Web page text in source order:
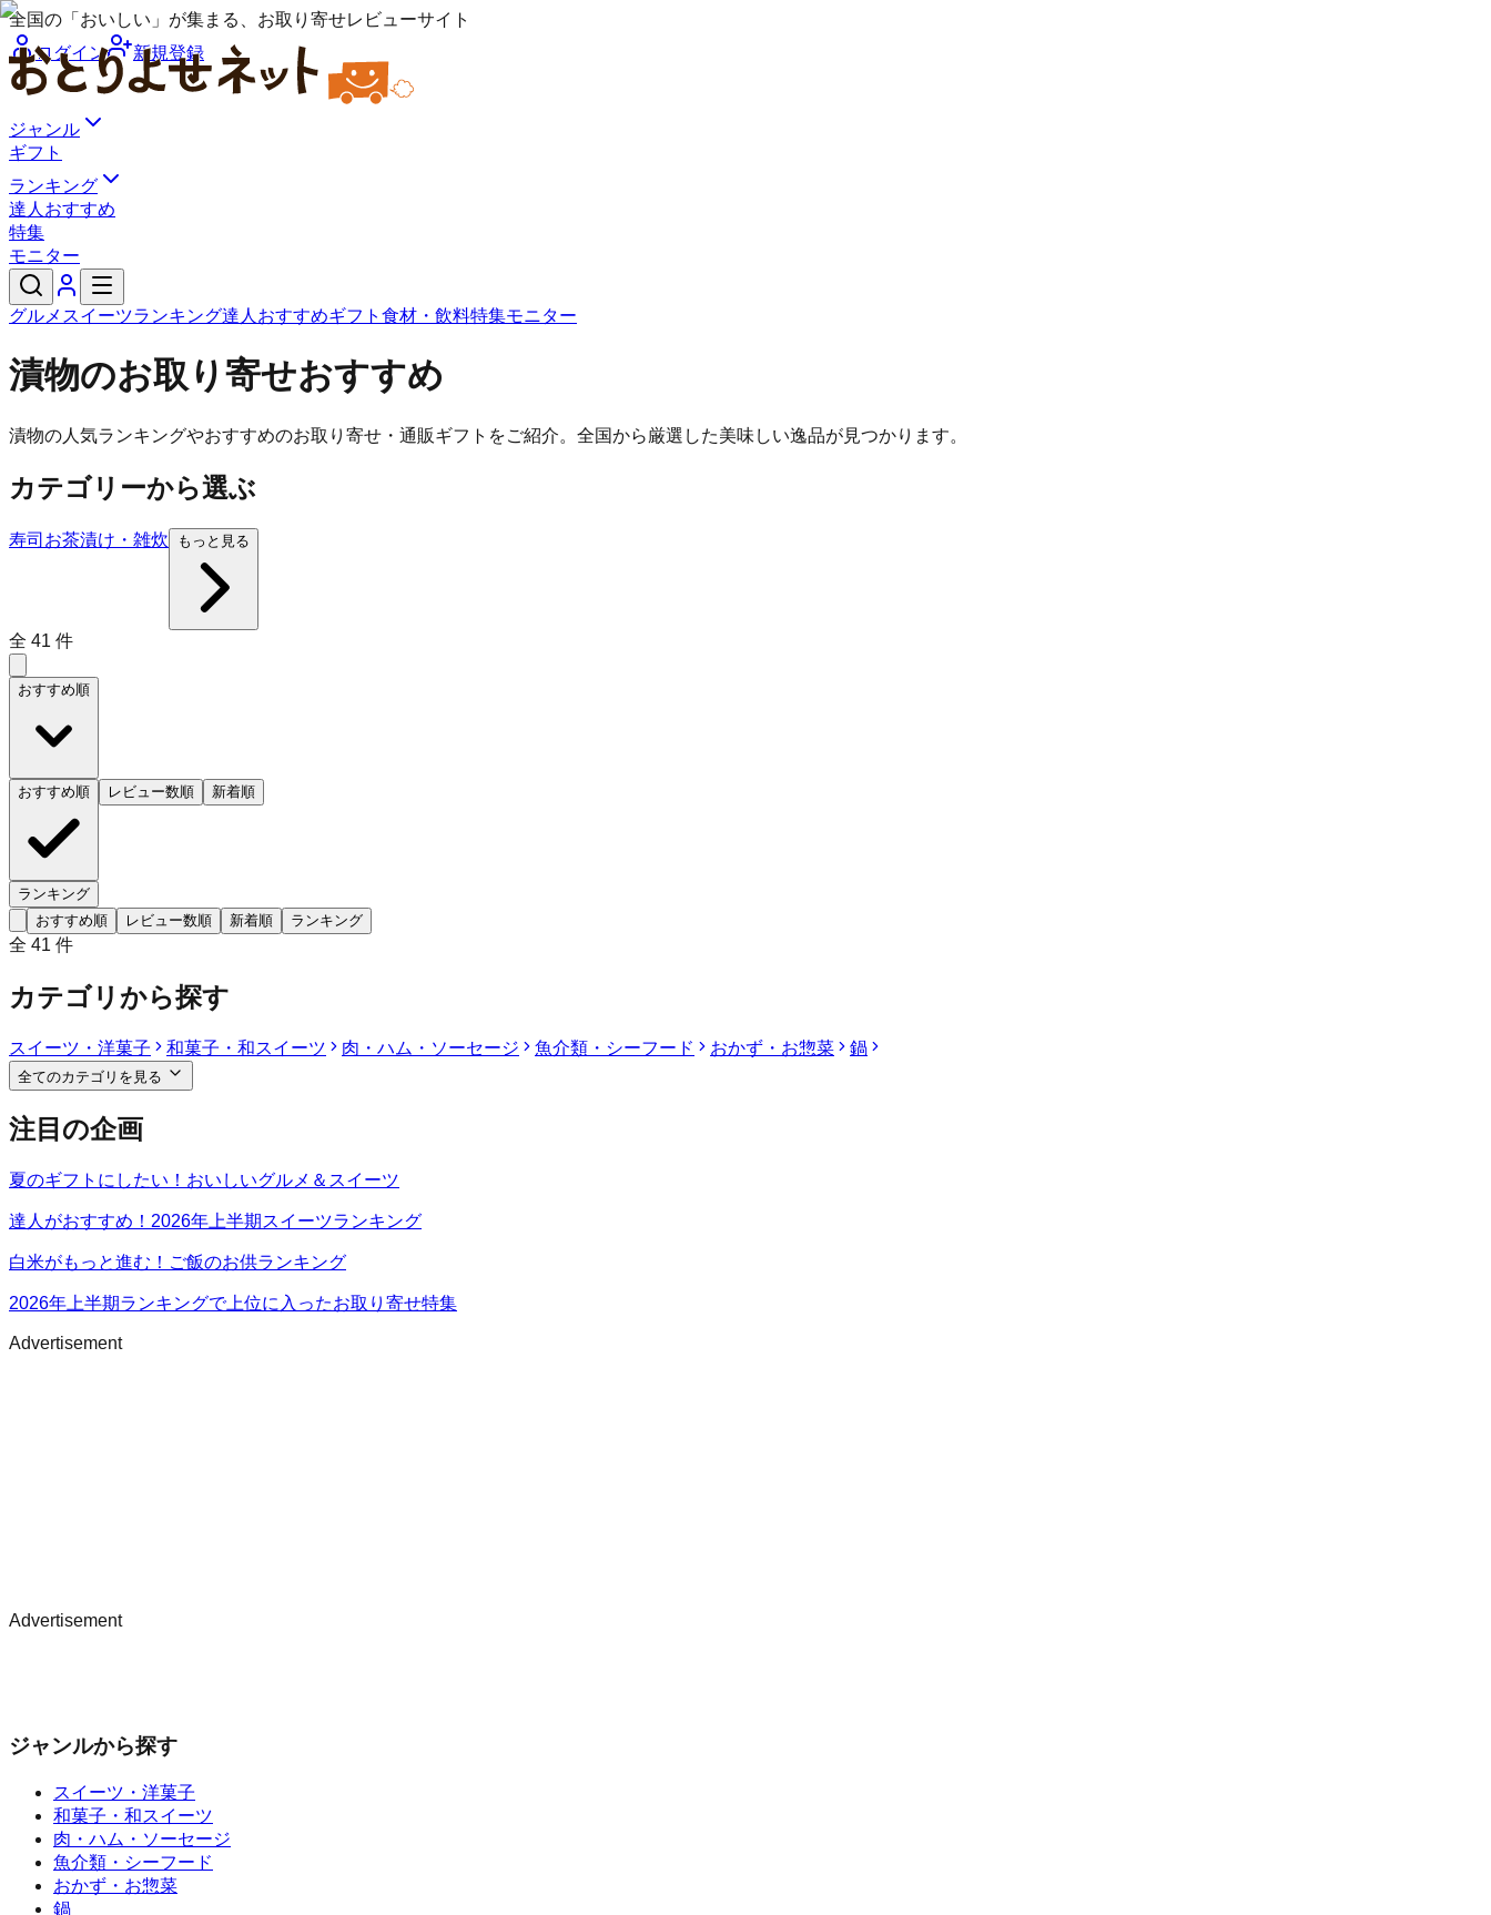
全国の「おいしい」が集まる、お取り寄せレビューサイト
ログイン
新規登録
ジャンル
ギフト
ランキング
達人おすすめ
特集
モニター
グルメ スイーツランキング達人おすすめギフト 食材・飲料特集モニター
漬物のお取り寄せおすすめ
漬物の人気ランキングやおすすめのお取り寄せ・通販ギフトをご紹介。全国から厳選した美味しい逸品が見つかります。
カテゴリーから選ぶ
寿司 お茶漬け・雑炊 もっと見る
全 41 件
おすすめ順
おすすめ順 レビュー数順 新着順
ランキング
おすすめ順
レビュー数順 新着順 ランキング
全 41 件
カテゴリから探す
スイーツ・洋菓子 和菓子・和スイーツ 肉・ハム・ソーセージ 魚介類・シーフード おかず・お惣菜 鍋
全てのカテゴリを見る
注目の企画
夏のギフトにしたい！おいしいグルメ＆スイーツ
達人がおすすめ！2026年上半期スイーツランキング
白米がもっと進む！ご飯のお供ランキング
2026年上半期ランキングで上位に入ったお取り寄せ特集
Advertisement
Advertisement
ジャンルから探す
スイーツ・洋菓子
和菓子・和スイーツ
肉・ハム・ソーセージ
魚介類・シーフード
おかず・お惣菜
鍋